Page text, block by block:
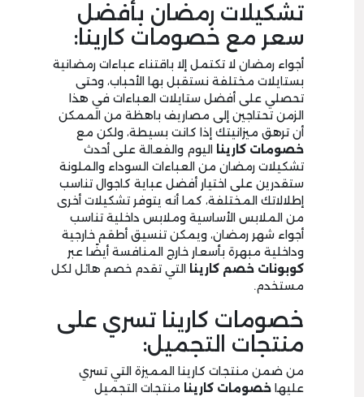
تشكيلات رمضان بأفضل
سعر مع خصومات كارينا:
أجواء رمضان لا تكتمل إلا باقتناء عباءات رمضانية
بستايلات مختلفة نستقبل بها الأحباب، وحتى
تحصلي على أفضل ستايلات العباءات في هذا
الزمن تحتاجين إلى مصاريف باهظة من الممكن
أن ترهق ميزانيتك إذا كانت بسيطة، ولكن مع
خصومات كارينا اليوم والفعالة على أحدث
تشكيلات رمضان من العباءات السوداء والملونة
ستقدرين على اختيار أفضل عباية كاجوال تناسب
إطلالاتك المختلفة، كما أنه يتوفر تشكيلات أخرى
من الملابس الأساسية وملابس داخلية تناسب
أجواء شهر رمضان، ويمكن تنسيق أطقم خارجية
وداخلية مبهرة بأسعار خارج المنافسة أيضًا عبر
كوبونات خصم كارينا التي تقدم خصم هائل لكل
مستخدم.
خصومات كارينا تسري على
منتجات التجميل:
من ضمن منتجات كارينا المميزة التي تسري
عليها خصومات كارينا منتجات التجميل